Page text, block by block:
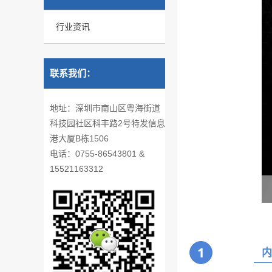
行业资讯
联系我们：
地址：深圳市南山区粤海街道
科技园社区科丰路2号特发信息
港大厦B栋1506
电话：0755-86543801 &
15521163312
1